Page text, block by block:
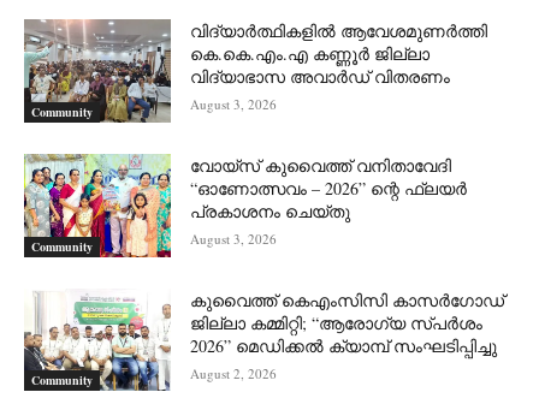
Community
വിദ്യാർത്ഥികളിൽ ആവേശമുണർത്തി
കെ.കെ.എം.എ കണ്ണൂർ ജില്ലാ
വിദ്യാഭാസ അവാർഡ് വിതരണം
August 3, 2026
Community
വോയ്സ് കുവൈത്ത് വനിതാവേദി
“ഓണോത്സവം – 2026” ന്റെ ഫ്ലയർ
പ്രകാശനം ചെയ്തു
August 3, 2026
Community
കുവൈത്ത് കെഎംസിസി കാസർഗോഡ്
ജില്ലാ കമ്മിറ്റി; “ആരോഗ്യ സ്പർശം
2026” മെഡിക്കൽ ക്യാമ്പ് സംഘടിപ്പിച്ചു
August 2, 2026